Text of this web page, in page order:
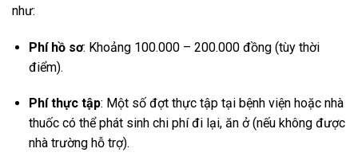
như:
Phí hồ sơ: Khoảng 100.000 – 200.000 đồng (tùy thời
điểm).
Phí thực tập: Một số đợt thực tập tại bệnh viện hoặc nhà
thuốc có thể phát sinh chi phí đi lại, ăn ở (nếu không được
nhà trường hỗ trợ).